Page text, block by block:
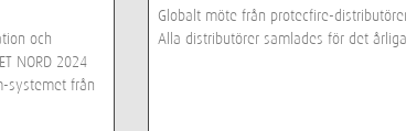
och
NORD 2024
systemet från
Globalt möte från protecfire-
Alla distributörer samlades för det